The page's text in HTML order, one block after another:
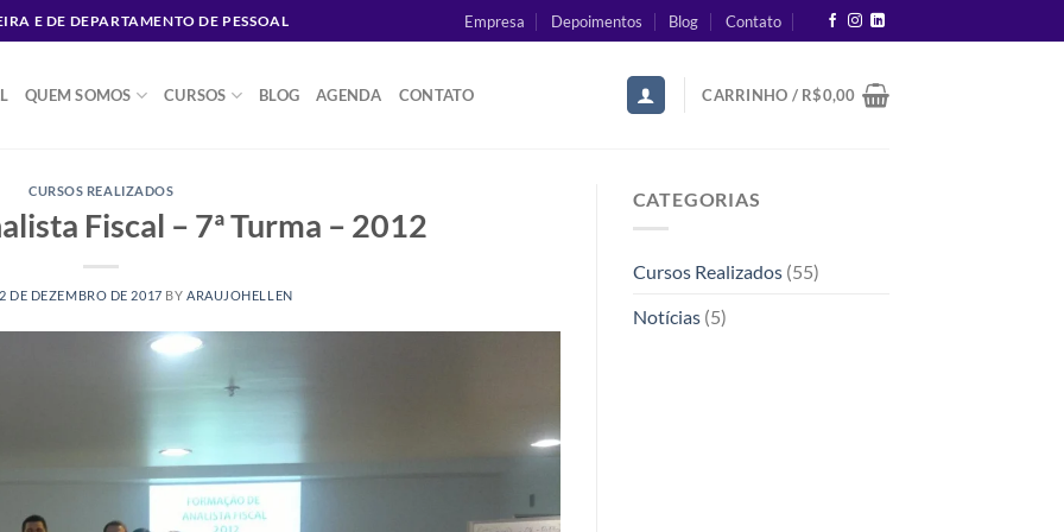
E DE DEPARTAMENTO DE PESSOAL Empresa Depoimentos Blog Contato
QUEM SOMOS CURSOS BLOG AGENDA CONTATO CARRINHO / R$0,00
CURSOS REALIZADOS
Fiscal – 7ª Turma – 2012
DE DEZEMBRO DE 2017 BY ARAUJOHELLEN
CATEGORIAS
Cursos Realizados(55)
Notícias(5)